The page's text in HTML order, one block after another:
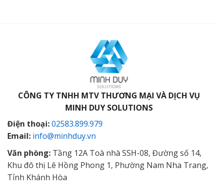
CÔNG TY TNHH MTV THƯƠNG MẠI VÀ DỊCH VỤ
MINH DUY SOLUTIONS
Điện thoại:02583.899.979
Email: info@minhduy.vn
Văn phòng: Tầng 12A Toà nhà SSH-08, Đường số 14,
Khu đô thị Lê Hồng Phong 1, Phường Nam Nha Trang,
Tỉnh Khánh Hòa